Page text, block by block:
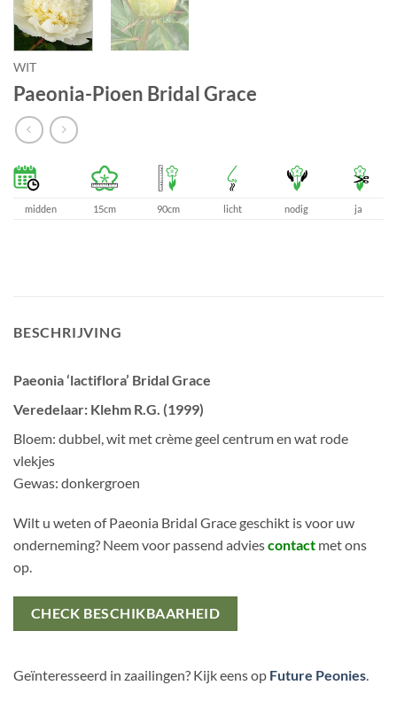
WIT
Paeonia-Pioen Bridal Grace
midden 15cm 90cm licht nodig ja
BESCHRIJVING
Paeonia ‘lactiflora’ Bridal Grace
Veredelaar: Klehm R.G. (1999)
Bloem: dubbel, wit met crème geel centrum en wat rode
vlekjes
Gewas: donkergroen
Wilt u weten of Paeonia Bridal Grace geschikt is voor uw
onderneming? Neem voor passend adviescontact met ons
op.
CHECK BESCHIKBAARHEID
Geïnteresseerd in zaailingen? Kijk eens op Future Peonies